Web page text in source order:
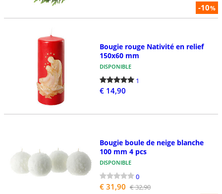
-10%
Bougie rouge Nativité en relief
150x60 mm
DISPONIBLE
1
€ 14,90
Bougie boule de neige blanche
100 mm 4 pcs
DISPONIBLE
0
€ 31,90 € 32,90